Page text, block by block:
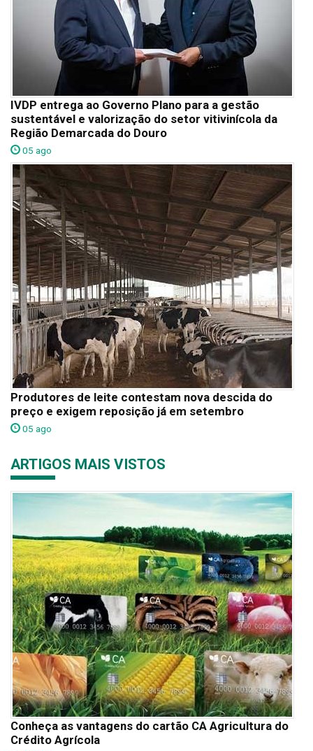
IVDP entrega ao Governo Plano para a gestão
sustentável e valorização do setor vitivinícola da
Região Demarcada do Douro
05 ago
Produtores de leite contestam nova descida do
preço e exigem reposição já em setembro
05 ago
ARTIGOS MAIS VISTOS
Conheça as vantagens do cartão CA Agricultura do
Crédito Agrícola